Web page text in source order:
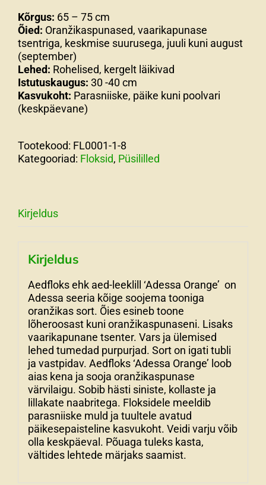
Kõrgus: 65 – 75 cm
Õied: Oranžikaspunased, vaarikapunase
tsentriga, keskmise suurusega, juuli kuni august
(september)
Lehed: Rohelised, kergelt läikivad
Istutuskaugus: 30 -40 cm
Kasvukoht: Parasniiske, päike kuni poolvari
(keskpäevane)
Tootekood: FL0001-1-8
Kategooriad: Floksid, Püsililled
Kirjeldus
Kirjeldus
Aedfloks ehk aed-leeklill ‘Adessa Orange’ on
Adessa seeria kõige soojema tooniga
oranžikas sort. Õies esineb toone
lõheroosast kuni oranžikaspunaseni. Lisaks
vaarikapunane tsenter. Vars ja ülemised
lehed tumedad purpurjad. Sort on igati tubli
ja vastpidav. Aedfloks ‘Adessa Orange’ loob
aias kena ja sooja oranžikaspunase
värvilaigu. Sobib hästi siniste, kollaste ja
lillakate naabritega. Floksidele meeldib
parasniiske muld ja tuultele avatud
päikesepaisteline kasvukoht. Veidi varju võib
olla keskpäeval. Põuaga tuleks kasta,
vältides lehtede märjaks saamist.